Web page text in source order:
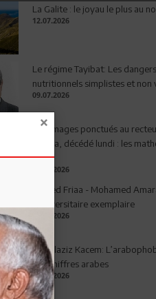
La Galite : le joyau le plus au
12.07.2026
Le régime Tayibat: Les
nutritionnels simplistes et non
09.07.2026
Hommages ponctués au
Amara, décédé lundi : les
deuil
03.08.2026
Ahmed Friaa - Mohamed
l’Universitaire exemplaire
04.08.2026
Abdelaziz Kacem:
aux chiffres arabes
09.07.2026